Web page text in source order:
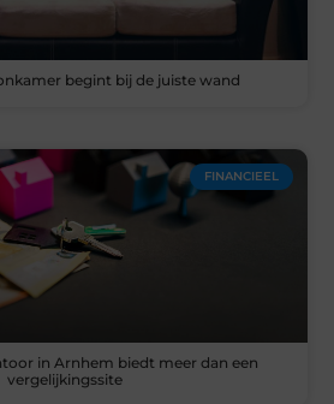
begint bij de juiste wand
FINANCIEEL
in Arnhem biedt meer dan een
vergelijkingssite